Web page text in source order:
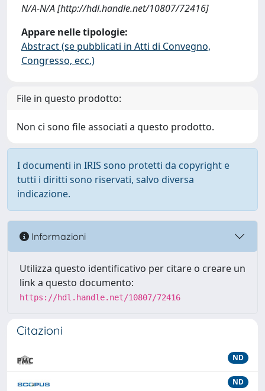
N/A-N/A [http://hdl.handle.net/10807/72416]
Appare nelle tipologie:
Abstract (se pubblicati in Atti di Convegno,
Congresso, ecc.)
File in questo prodotto:
Non ci sono file associati a questo prodotto.
I documenti in IRIS sono protetti da copyright e
tutti i diritti sono riservati, salvo diversa
indicazione.
Informazioni
Utilizza questo identificativo per citare o creare un
link a questo documento:
https://hdl.handle.net/10807/72416
Citazioni
ND
ND